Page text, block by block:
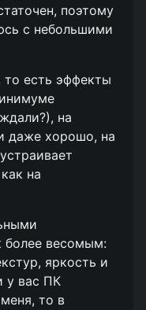
поэтому
с небольшими
есть эффекты
на
даже хорошо, на
на
более весомым:
яркость и
у вас ПК
то в